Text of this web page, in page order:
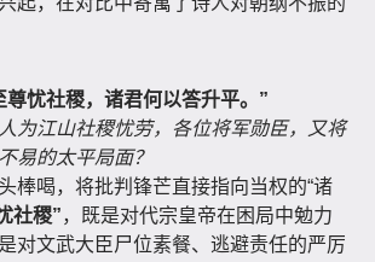
尊忧社稷，诸君何以答升平。”
为江山社稷忧劳，各位将军勋臣，又将
易的太平局面？
棒喝，将批判锋芒直接指向当权的“诸
社稷”，既是对代宗皇帝在困局中勉力
对文武大臣尸位素餐、逃避责任的严厉